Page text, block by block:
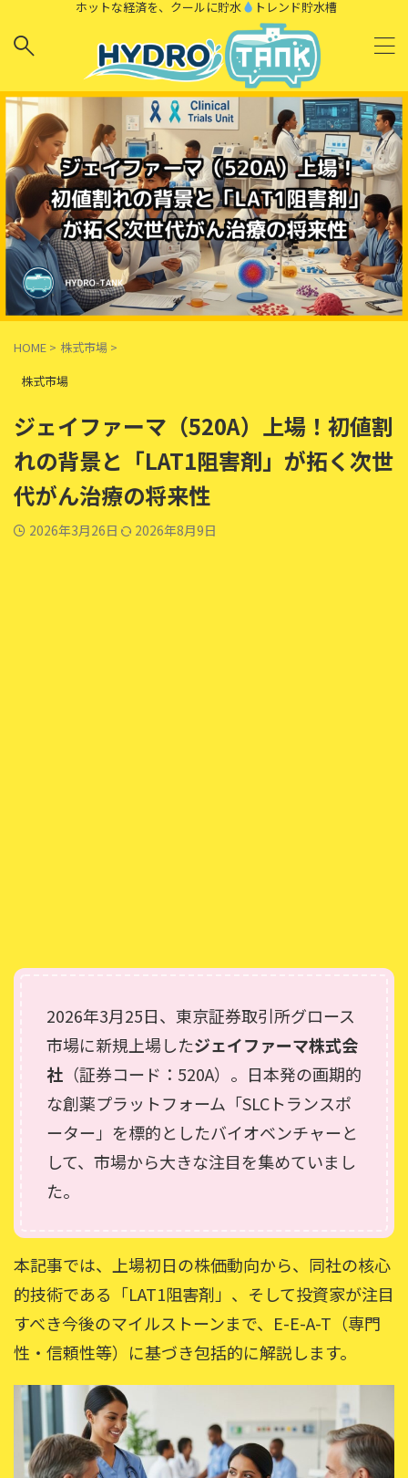
ホットな経済を、クールに貯水 トレンド貯水槽
HOME > 株式市場 >
株式市場
ジェイファーマ（520A）上場！初値割
れの背景と「LAT1阻害剤」が拓く次世
代がん治療の将来性
2026年3月26日 2026年8月9日
2026年3月25日、東京証券取引所グロース
市場に新規上場したジェイファーマ株式会
社 （証券コード：520A）。日本発の画期的
な創薬プラットフォーム「SLCトランスポ
ーター」を標的としたバイオベンチャーと
して、市場から大きな注目を集めていまし
た。
本記事では、上場初日の株価動向から、同社の核心
的技術である「LAT1阻害剤」、そして投資家が注目
すべき今後のマイルストーンまで、E-E-A-T（専門
性・信頼性等）に基づき包括的に解説します。